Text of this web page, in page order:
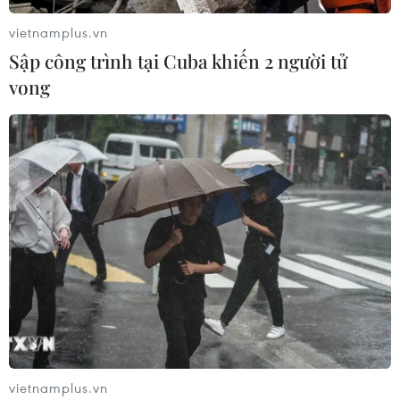
07/08/2026 08:13
Thủ tướng Thái Lan chỉ đạo khẩn sau
vụ xả súng tại trường học
07/08/2026 06:37
Thái Lan: Xả súng gây thương vong
tại trường học ở Nonthaburi
07/08/2026 05:12
Nghệ nhân Đặng Văn Hậu
thổi sức sống mới cho nghệ thuật tò
he truyền thống
vietnamplus.vn
Sập công trình tại Cuba khiến 2 người tử
vong
vietnamplus.vn